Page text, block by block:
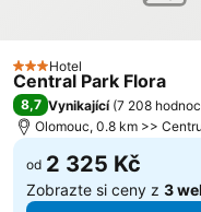
3 Počet hvězdiček
Hotel
Central Park Flora
8,7 Vynikající (7 208
Olomouc, 0.8 km >>
od 2 325 Kč
Zobrazte si ceny z 3